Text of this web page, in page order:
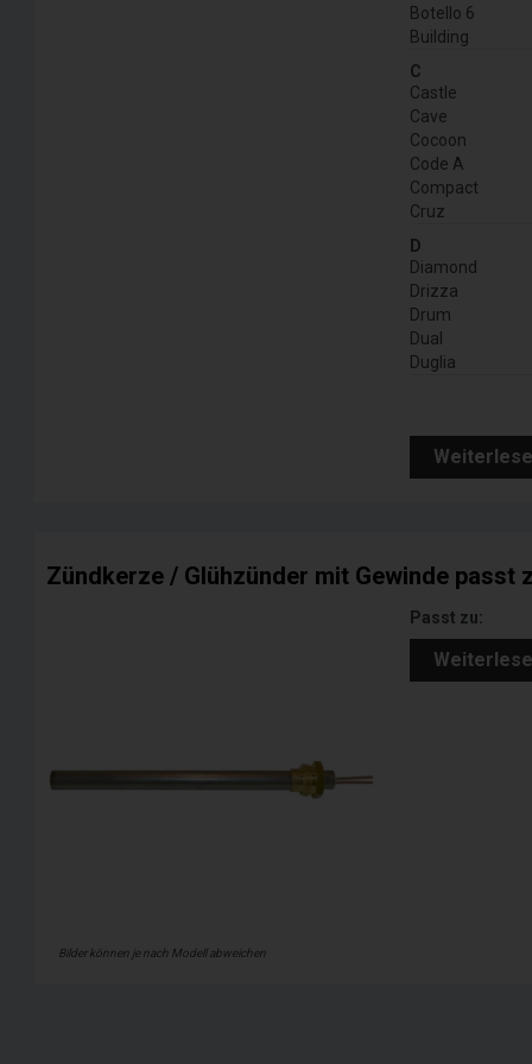
Botello 6
Building
C
Castle
Cave
Cocoon
Code A
Compact
Cruz
D
Diamond
Drizza
Drum
Dual
Duglia
Zündkerze / Glühzünder mit Gewinde passt
Bilder können je nach Modell abweichen
Passt zu: